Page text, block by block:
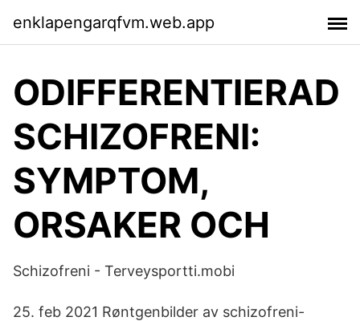
enklapengarqfvm.web.app
ODIFFERENTIERAD
SCHIZOFRENI:
SYMPTOM,
ORSAKER OCH
Schizofreni - Terveysportti.mobi
25. feb 2021 Røntgenbilder av schizofreni-